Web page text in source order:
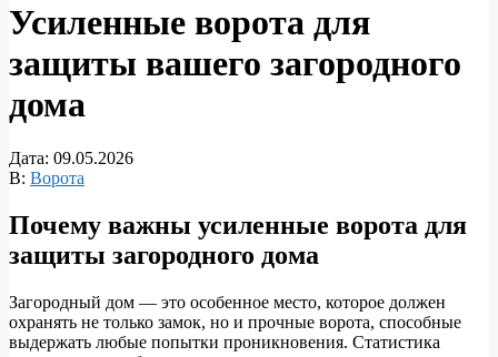
Усиленные ворота для
защиты вашего загородного
дома
Дата: 09.05.2026
В: Ворота
Почему важны усиленные ворота для
защиты загородного дома
Загородный дом — это особенное место, которое должен
охранять не только замок, но и прочные ворота, способные
выдержать любые попытки проникновения. Статистика